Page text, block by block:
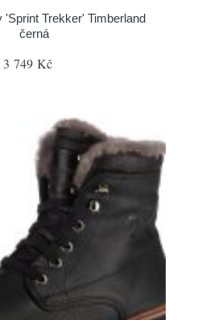
'Sprint Trekker' Timberland
černá
3 749 Kč